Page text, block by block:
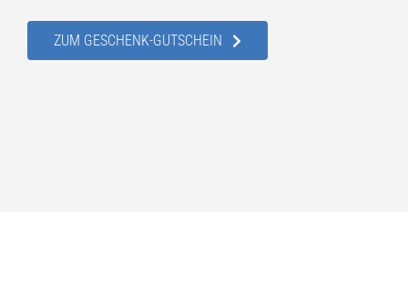
ZUM GESCHENK-GUTSCHEIN